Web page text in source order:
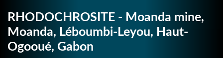
RHODOCHROSITE - Moanda mine,
Moanda, Léboumbi-Leyou, Haut-
Ogooué, Gabon